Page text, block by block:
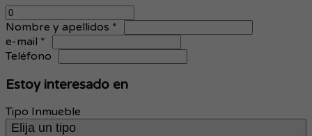
Nombre y apellidos *
e-mail *
Teléfono
Estoy interesado en
Tipo Inmueble
Elija un tipo